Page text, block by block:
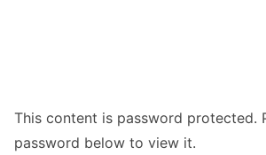
This content is password protected.
password below to view it.